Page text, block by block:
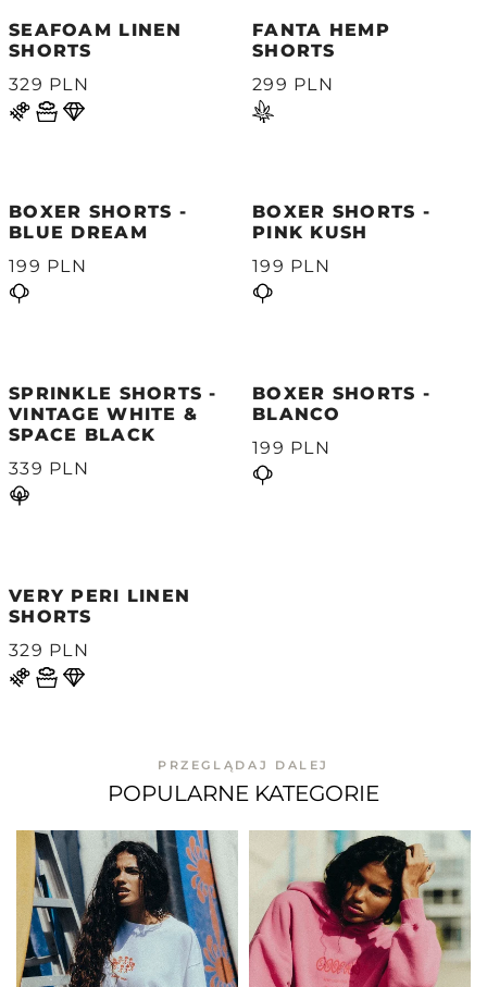
SEAFOAM LINEN
SHORTS
329 PLN
FANTA HEMP
SHORTS
299 PLN
BOXER SHORTS -
BLUE DREAM
199 PLN
BOXER SHORTS -
PINK KUSH
199 PLN
SPRINKLE SHORTS -
VINTAGE WHITE &
SPACE BLACK
339 PLN
BOXER SHORTS -
BLANCO
199 PLN
VERY PERI LINEN
SHORTS
329 PLN
PRZEGLĄDAJ DALEJ
POPULARNE KATEGORIE